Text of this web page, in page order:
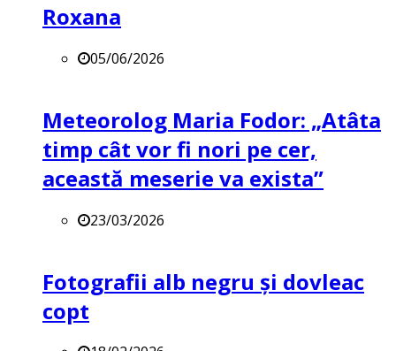
Roxana
05/06/2026
Meteorolog Maria Fodor: „Atâta
timp cât vor fi nori pe cer,
această meserie va exista”
23/03/2026
Fotografii alb negru și dovleac
copt